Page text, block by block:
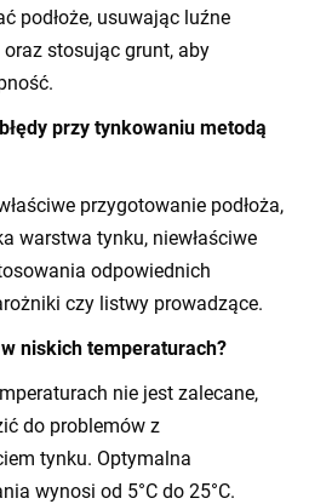
podłoże, usuwając luźne
stosując grunt, aby
przy tynkowaniu metodą
przygotowanie podłoża,
warstwa tynku, niewłaściwe
odpowiednich
czy listwy prowadzące.
niskich temperaturach?
nie jest zalecane,
do problemów z
tynku. Optymalna
wynosi od 5°C do 25°C.